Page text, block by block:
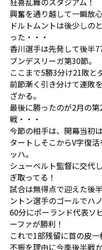
興奮を通り越して一瞬放
ドルトムントは後少しの
った・・・
香川選手は先発して後半
ブンデスリーガ第30節。
ここまで5勝3分け21敗と
前節漸く引き分けて連敗
ざかる。
最後に勝ったのが2月の
戦・・・
今節の相手は、開幕当初
タートしそこからV字復
ッハ。
シューベルト監督に交代
ぎ取ってる！
試合は無得点で迎えた後
ントン選手のゴールでハ
60分にポーランド代表ソ
ーファが勝利！
これで1部残留に首の皮一
不振を理由に今季後半戦